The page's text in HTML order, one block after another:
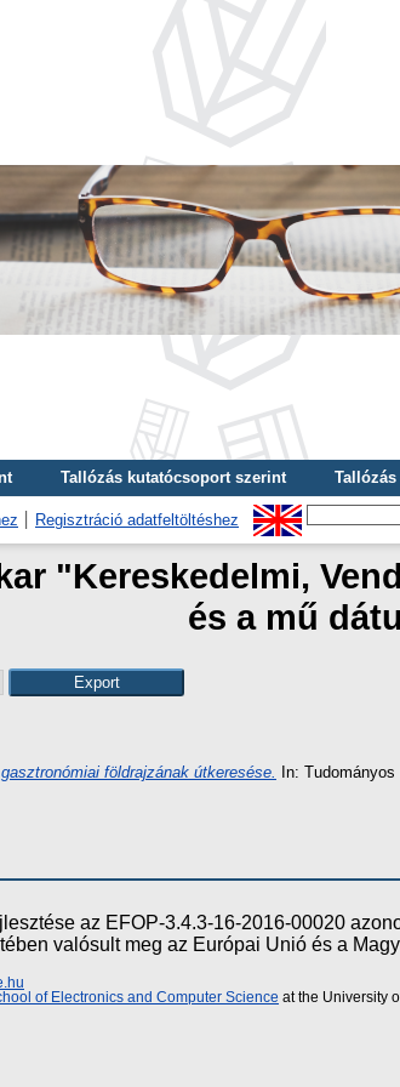
Tallózás kutatócsoport szerint
Regisztráció adatfeltöltéshez
"Kereskedelmi,
és a mű
földrajzának útkeresése.
In:
az EFOP-3.4.3-16-2016-00020
valósult meg az Európai Unió és a
of Electronics and Computer Science at the University